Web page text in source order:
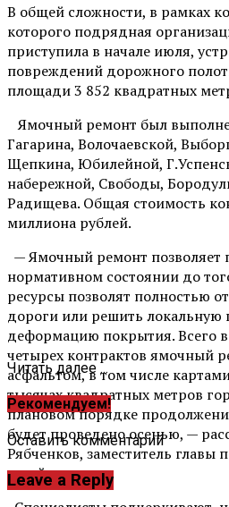
В общей сложности, в рамках
которого подрядная
приступила в начале июля,
повреждений дорожного
площади 3 852 квадратных
Ямочный ремонт был
Гагарина, Волочаевской,
Щепкина, Юбилейной,
набережной, Свободы,
Радищева. Общая стоимость
миллиона рублей.
— Ямочный ремонт позволяет
нормативном состоянии до
ресурсы позволят полностью
дороги или решить локальную
деформацию покрытия. Всего
четырех контрактов ямочный
асфальтом, в том числе
тысячах квадратных метров
плановом порядке
будет проведено осенью, —
Рябченков, заместитель главы
хозяйству.
Читать далее ...
Рекомендуем!
Оставить комментарий
Leave a Reply